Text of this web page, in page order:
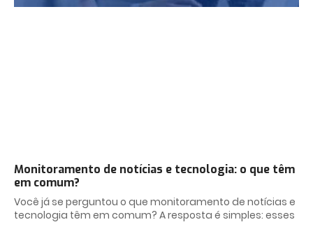
Monitoramento de notícias e tecnologia: o que têm
em comum?
Você já se perguntou o que monitoramento de notícias e
tecnologia têm em comum? A resposta é simples: esses